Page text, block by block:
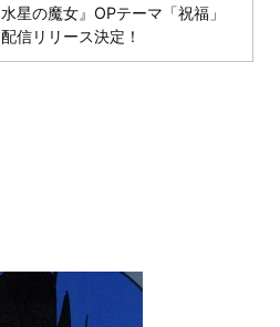
水星の魔女』OPテーマ「祝福」
配信リリース決定！